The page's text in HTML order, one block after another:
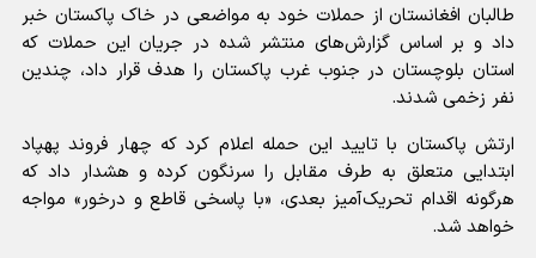
طالبان افغانستان از حملات خود به مواضعی در خاک پاکستان خبر
داد و بر اساس گزارش‌های منتشر شده در جریان این حملات که
استان بلوچستان در جنوب غرب پاکستان را هدف قرار داد، چندین
نفر زخمی شدند.
ارتش پاکستان با تایید این حمله اعلام کرد که چهار فروند پهپاد
ابتدایی متعلق به طرف مقابل را سرنگون کرده و هشدار داد که
هرگونه اقدام تحریک‌آمیز بعدی، «با پاسخی قاطع و درخور» مواجه
خواهد شد.